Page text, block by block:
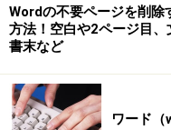
Wordの不要ページを削除
方法！空白や2ページ目、
書末など
ワード（